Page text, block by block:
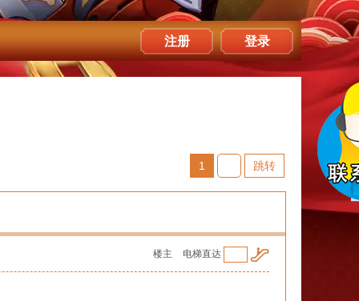
注册 登录
1 跳转
楼主 电梯直达